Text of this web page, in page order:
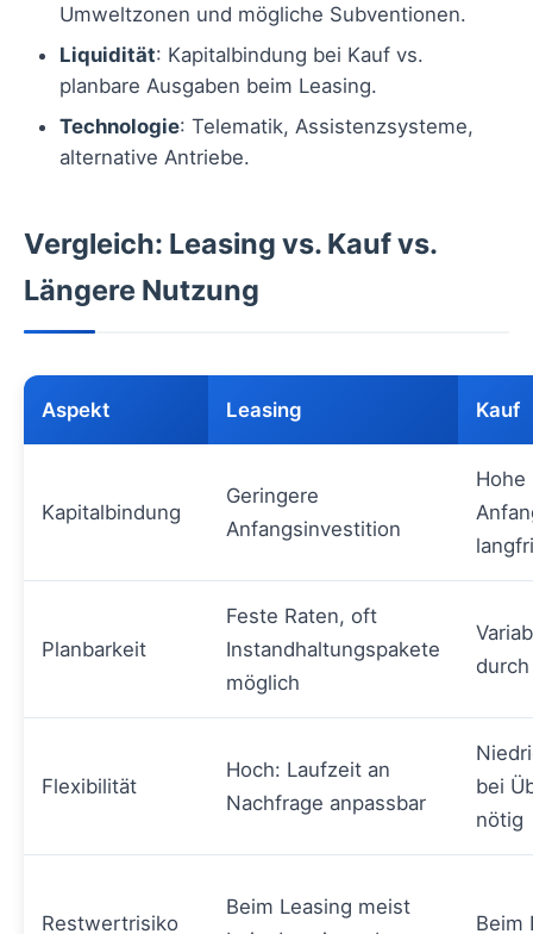
Umweltzonen und mögliche Subventionen.
Liquidität: Kapitalbindung bei Kauf vs.
planbare Ausgaben beim Leasing.
Technologie: Telematik, Assistenzsysteme,
alternative Antriebe.
Vergleich: Leasing vs. Kauf vs.
Längere Nutzung
Aspekt Leasing Kauf
Kapitalbindung
Geringere
Anfangsinvestition
Hohe
Planbarkeit
Feste Raten, oft
Instandhaltungspakete
möglich
Flexibilität
Hoch: Laufzeit an
Nachfrage anpassbar
bei
nötig
Restwertrisiko
Beim Leasing meist
Beim